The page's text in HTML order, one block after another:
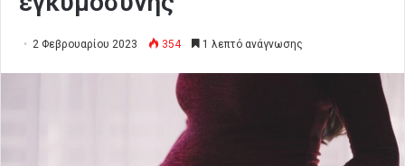
2 Φεβρουαρίου 2023 354 1 λεπτό ανάγνωσης